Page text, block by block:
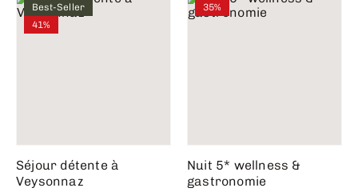
Best-Seller
41%
Séjour détente à
Veysonnaz
35%
Nuit 5* wellness &
gastronomie